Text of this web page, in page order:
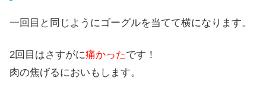
一回目と同じようにゴーグルを当てて横になります。
2回目はさすがに痛かったです！
肉の焦げるにおいもします。